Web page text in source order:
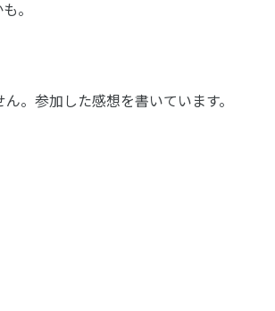
。
。参加した感想を書いています。